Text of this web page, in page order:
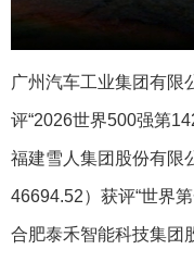
广州汽车工业集团有限
评“2026世界500强第142
福建雪人集团股份有限
46694.52）获评“世界第
合肥泰禾智能科技集团